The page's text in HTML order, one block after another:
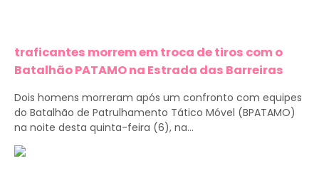
traficantes morrem em troca de tiros com o
Batalhão PATAMO na Estrada das Barreiras
Dois homens morreram após um confronto com equipes
do Batalhão de Patrulhamento Tático Móvel (BPATAMO)
na noite desta quinta-feira (6), na...